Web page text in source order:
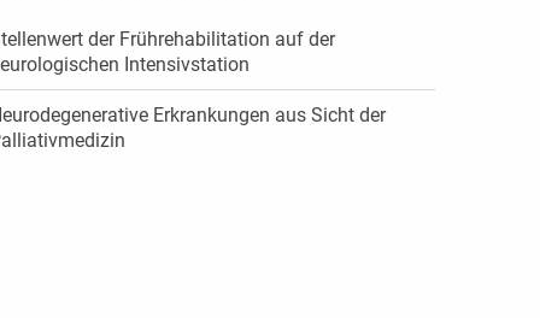
der Frührehabilitation auf der
Intensivstation
Erkrankungen aus Sicht der